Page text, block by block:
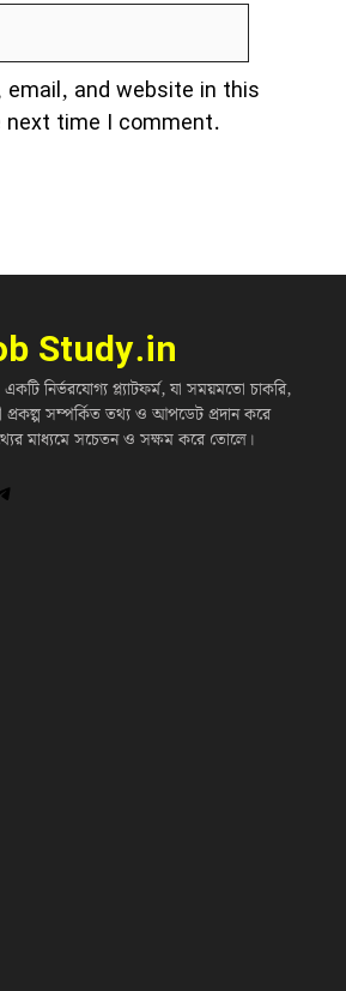
email, and website in this
time I comment.
Study.in
নির্ভরযোগ্য প্ল্যাটফর্ম, যা সময়মতো চাকরি,
প্রকল্প সম্পর্কিত তথ্য ও আপডেট প্রদান করে
মাধ্যমে সচেতন ও সক্ষম করে তোলে।